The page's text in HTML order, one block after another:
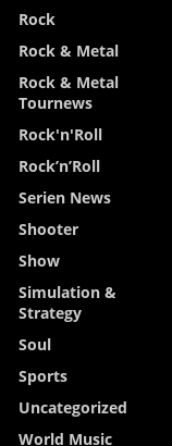
Rock
Rock & Metal
Rock & Metal
Tournews
Rock'n'Roll
Rock’n’Roll
Serien News
Shooter
Show
Simulation &
Strategy
Soul
Sports
Uncategorized
World Music